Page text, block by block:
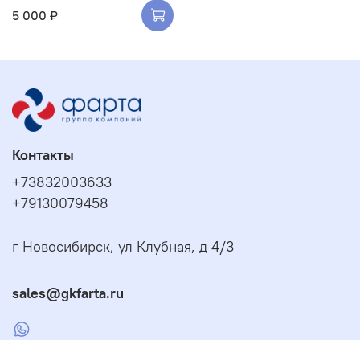
5 000 ₽
Контакты
+73832003633
+79130079458
г Новосибирск, ул Клубная, д 4/3
sales@gkfarta.ru